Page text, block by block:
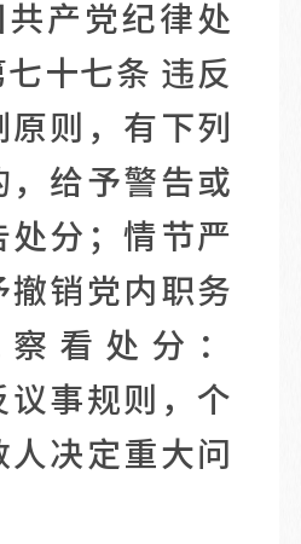
共产党纪律处
十七条 违反
原则，有下列
，给予警告或
处分；情节严
撤销党内职务
看处分：
议事规则，个
人决定重大问